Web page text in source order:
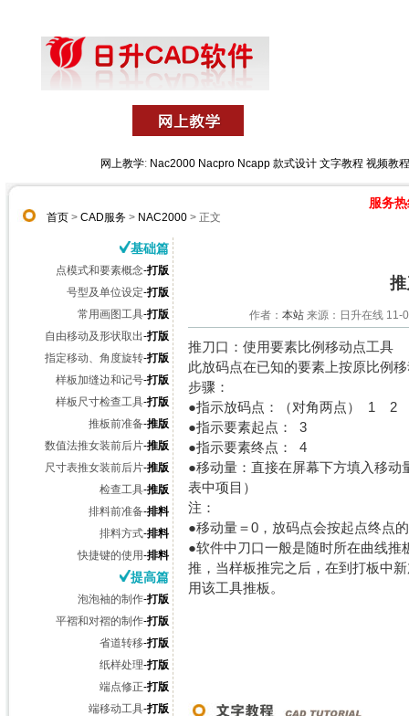
网上教学: Nac2000 Nacpro Ncapp 款式设计 文字教程 视频教程
首页 > CAD服务 > NAC2000 > 正文
服务
基础篇
点模式和要素概念-打版
号型及单位设定-打版
常用画图工具-打版
自由移动及形状取出-打版
指定移动、角度旋转-打版
样板加缝边和记号-打版
样板尺寸检查工具-打版
推板前准备-推版
数值法推女装前后片-推版
尺寸表推女装前后片-推版
检查工具-推版
排料前准备-排料
排料方式-排料
快捷键的使用-排料
提高篇
泡泡袖的制作-打版
平褶和对褶的制作-打版
省道转移-打版
纸样处理-打版
端点修正-打版
端移动工具-打版
作者： 本站来源：日升在线 11-
推刀口：使用要素比例移动点工具
此放码点在已知的要素上按原比例
步骤：
●指示放码点：（对角两点）
1
2
●指示要素起点：
3
●指示要素终点：
4
●移动量：直接在屏幕下方填入移
表中项目）
注：
●移动量＝0，放码点会按起点终点
●软件中刀口一般是随时所在曲线
推，当样板推完之后，在到打板中
用该工具推板。